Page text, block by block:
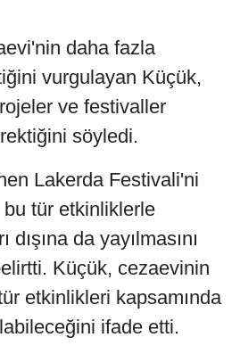
daha fazla
vurgulayan Küçük,
ve festivaller
söyledi.
Lakerda Festivali'ni
bu tür etkinliklerle
da yayılmasını
Küçük, cezaevinin
etkinlikleri kapsamında
ifade etti.